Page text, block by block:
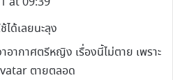
:
ด้เลยนะลุง
อากาศตรีหญิง เรื่องนี้ไม่ตาย เพราะ
ตายตลอด